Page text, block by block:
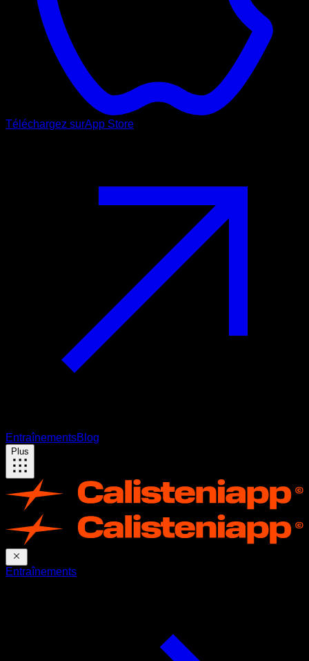
Téléchargez surApp Store
EntraînementsBlog
Plus
Entraînements